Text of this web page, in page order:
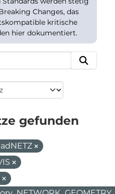
Changes, das
kritische
hier dokumentiert.
gefunden